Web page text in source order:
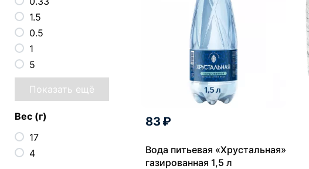
1.5
0.5
1
5
Показать ещё
Вес (г)
17
4
83 ₽
Вода питьевая «Хрустальная»
газированная 1,5 л